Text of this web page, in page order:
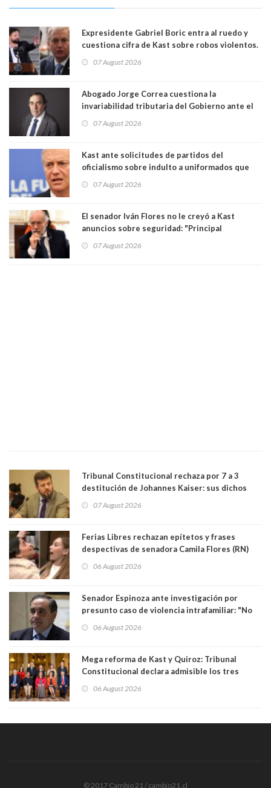
Expresidente Gabriel Boric entra al ruedo y
cuestiona cifra de Kast sobre robos violentos.
Gobierno le respondió
07 August 2026
Abogado Jorge Correa cuestiona la
invariabilidad tributaria del Gobierno ante el
Tribunal Constitucional: “Es contraria a la
democracia” y "defendemos la alternancia en el
07 August 2026
Kast ante solicitudes de partidos del
oficialismo sobre indulto a uniformados que
están presos: "Se van a analizar en su mérito"
07 August 2026
El senador Iván Flores no le creyó a Kast
anuncios sobre seguridad: "Principal
herramienta sigue sin urgencia clave para
perseguir ruta del dinero y levantar secreto
07 August 2026
Tribunal Constitucional rechaza por 7 a 3
destitución de Johannes Kaiser: sus dichos
sobre el golpe de Estado ya no importan para la
justicia constitucional porque no es diputado
07 August 2026
Ferias Libres rechazan epítetos y frases
despectivas de senadora Camila Flores (RN)
para maltratar a senadora Campillai
06 August 2026
Senador Espinoza ante investigación por
presunto caso de violencia intrafamiliar: "No
existe denuncia en mi contra". PS entregó
antecedentes a Tribunal Supremo
06 August 2026
Mega reforma de Kast y Quiroz: Tribunal
Constitucional declara admisible los tres
requerimientos de la oposición
06 August 2026
© 2017 Cambio 21 / cambio21.cl